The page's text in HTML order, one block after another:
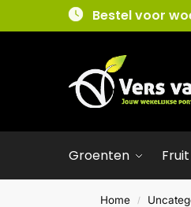
Bestel voor
Groenten Fruit
Home /